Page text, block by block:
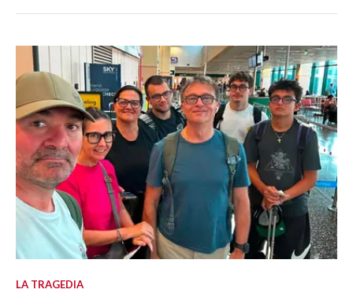
LA TRAGEDIA